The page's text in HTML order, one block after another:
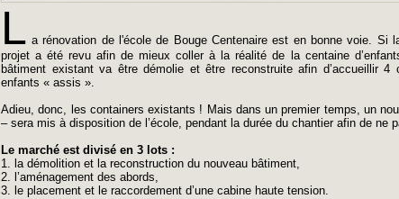
L a rénovation de l'école de Bouge Centenaire est en bonne voie. Si
projet a été revu afin de mieux coller à la réalité de la centaine
bâtiment existant va être démolie et être reconstruite afin d’accueillir
enfants « assis ».
Adieu, donc, les containers existants ! Mais dans un premier temps, un
– sera mis à disposition de l’école, pendant la durée du chantier afin de ne
Le marché est divisé en 3 lots :
1. la démolition et la reconstruction du nouveau bâtiment,
2. l’aménagement des abords,
3. le placement et le raccordement d’une cabine haute tension.